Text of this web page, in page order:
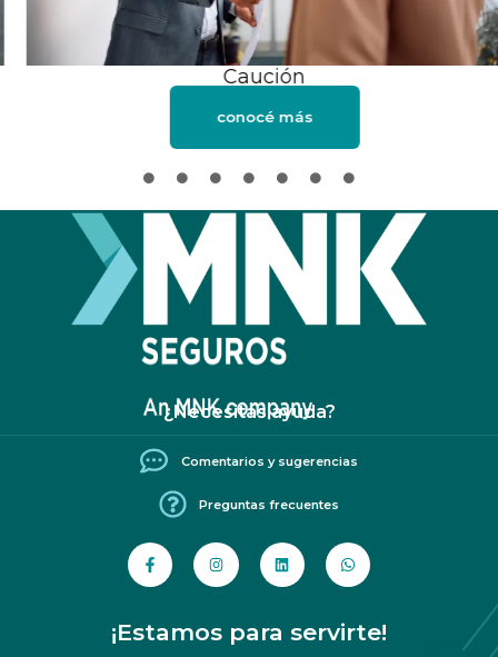
Caución
conocé más
¿Necesitás ayuda?
Comentarios y sugerencias
Preguntas frecuentes
¡Estamos para servirte!